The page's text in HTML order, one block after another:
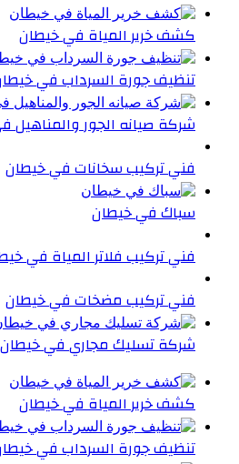
كشف خرير المياة في خيطان
تنظيف جورة السرداب في
شركة صيانه الجور والمناهيل
فني تركيب سخانات في خيطان
سباك في خيطان
فني تركيب فلاتر المياة في
فني تركيب مضخات في خيطان
شركة تسليك مجاري في خيطان
كشف خرير المياة في خيطان
تنظيف جورة السرداب في